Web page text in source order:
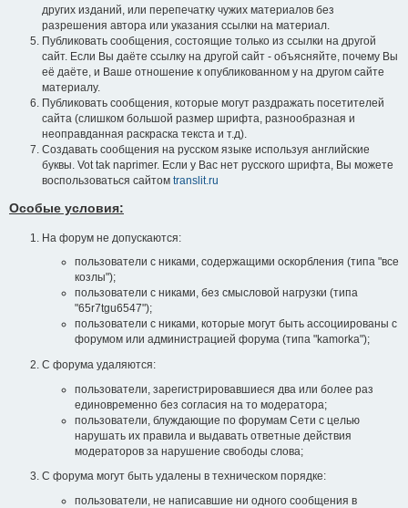
других изданий, или перепечатку чужих материалов без
разрешения автора или указания ссылки на материал.
Публиковать сообщения, состоящие только из ссылки на другой
сайт. Если Вы даёте ссылку на другой сайт - объясняйте, почему Вы
её даёте, и Ваше отношение к опубликованном у на другом сайте
материалу.
Публиковать сообщения, которые могут раздражать посетителей
сайта (слишком большой размер шрифта, разнообразная и
неоправданная раскраска текста и т.д).
Создавать сообщения на русском языке используя английские
буквы. Vot tak naprimer. Если у Вас нет русского шрифта, Вы можете
воспользоваться сайтом translit.ru
Особые условия:
На форум не допускаются:
пользователи с никами, содержащими оскорбления (типа "все
козлы");
пользователи с никами, без смысловой нагрузки (типа
"65r7tgu6547");
пользователи с никами, которые могут быть ассоциированы с
форумом или администрацией форума (типа "kamorka");
С форума удаляются:
пользователи, зарегистрировавшиеся два или более раз
единовременно без согласия на то модератора;
пользователи, блуждающие по форумам Сети с целью
нарушать их правила и выдавать ответные действия
модераторов за нарушение свободы слова;
С форума могут быть удалены в техническом порядке:
пользователи, не написавшие ни одного сообщения в